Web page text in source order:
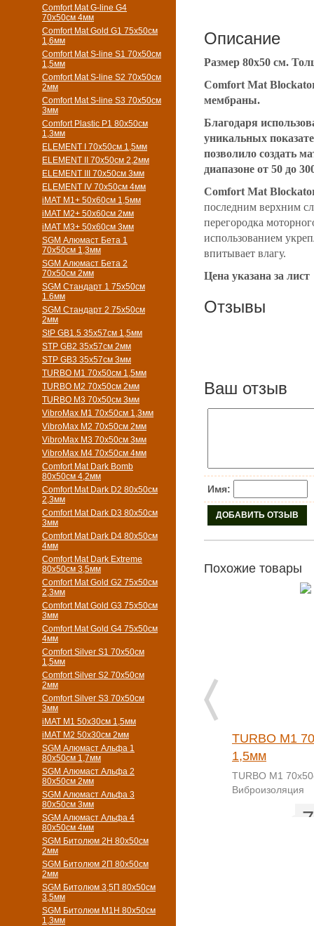
Comfort Mat G-line G4
70х50см 4мм
Comfort Mat Gold G1 75х50см
1,6мм
Comfort Mat S-line S1 70х50см
1,5мм
Comfort Mat S-line S2 70х50см
2мм
Comfort Mat S-line S3 70х50см
3мм
Comfort Plastic P1 80x50см
1,3мм
ELEMENT I 70х50см 1,5мм
ELEMENT II 70х50см 2,2мм
ELEMENT III 70х50см 3мм
ELEMENT IV 70х50см 4мм
iMAT M1+ 50х60см 1,5мм
iMAT M2+ 50х60см 2мм
iMAT M3+ 50х60см 3мм
SGM Алюмаст Бета 1
70х50см 1,3мм
SGM Алюмаст Бета 2
70х50см 2мм
SGM Стандарт 1 75х50см
1.6мм
SGM Стандарт 2 75х50см
2мм
StP GB1.5 35х57см 1,5мм
STP GB2 35х57см 2мм
STP GB3 35х57см 3мм
TURBO M1 70х50см 1,5мм
TURBO M2 70х50см 2мм
TURBO M3 70х50см 3мм
VibroMax M1 70х50см 1,3мм
VibroMax M2 70х50см 2мм
VibroMax M3 70х50см 3мм
VibroMax M4 70х50см 4мм
Comfort Mat Dark Bomb
80x50см 4,2мм
Comfort Mat Dark D2 80х50см
2,3мм
Comfort Mat Dark D3 80х50см
3мм
Comfort Mat Dark D4 80х50см
4мм
Comfort Mat Dark Extreme
80x50см 3,5мм
Comfort Mat Gold G2 75х50см
2,3мм
Comfort Mat Gold G3 75х50см
3мм
Comfort Mat Gold G4 75х50см
4мм
Comfort Silver S1 70х50см
1,5мм
Comfort Silver S2 70х50см
2мм
Comfort Silver S3 70х50см
3мм
iMAT M1 50х30см 1,5мм
iMAT M2 50х30см 2мм
SGM Алюмаст Альфа 1
80x50см 1,7мм
SGM Алюмаст Альфа 2
80x50см 2мм
SGM Алюмаст Альфа 3
80x50см 3мм
SGM Алюмаст Альфа 4
80x50см 4мм
SGM Битолюм 2H 80x50см
2мм
SGM Битолюм 2П 80x50см
2мм
SGM Битолюм 3,5П 80x50см
3,5мм
SGM Битолюм M1H 80x50см
1,3мм
Описание
Размер 80х50 см.
Comfort Mat
мембраны.
Благодаря
уникальных
позволило создать
диапазоне от 50 до
Comfort Mat
последним верхним
перегородка
использованием
впитывает влагу.
Цена указана за лист
Отзывы
Ваш отзыв
Имя:
Похожие товары
TURBO M1
1,5мм
TURBO M1
Виброизоляция